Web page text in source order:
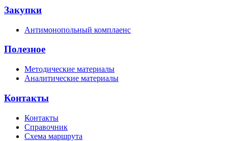
Закупки
Антимонопольный комплаенс
Полезное
Методические материалы
Аналитические материалы
Контакты
Контакты
Справочник
Схема маршрута